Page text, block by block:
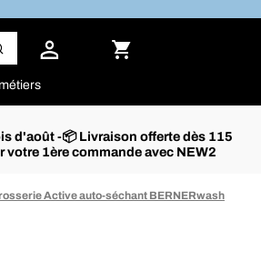
d'août -📦 Livraison offerte dès 115
votre 1ère commande avec NEW2
Active auto-séchant BERNERwash